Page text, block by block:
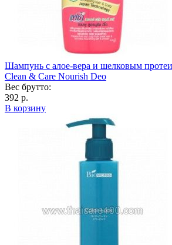
Шампунь с алое-вера и шелковым
Clean & Care Nourish Deo
Вес брутто:
392 р.
В корзину